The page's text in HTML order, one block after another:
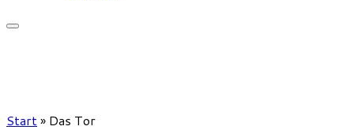
Start» Das Tor